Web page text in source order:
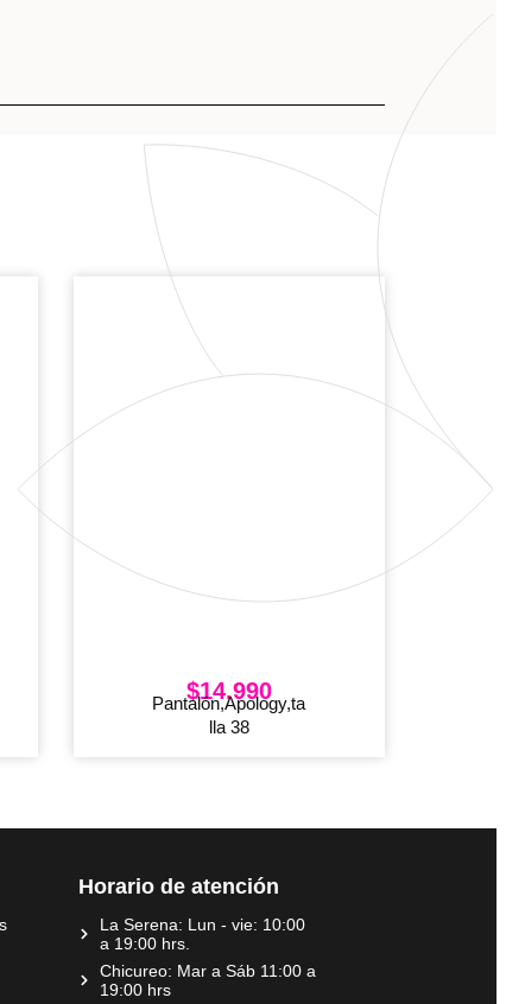
$14.990
Pantalón,Apology,ta
lla 38
Horario de atención
La Serena: Lun - vie: 10:00
a 19:00 hrs.
Chicureo: Mar a Sáb 11:00 a
19:00 hrs